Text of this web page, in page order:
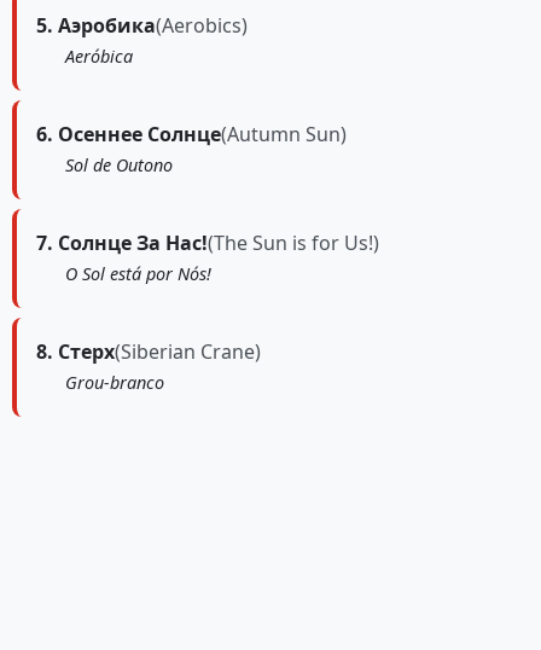
5. Аэробика(Aerobics)
Aeróbica
6. Осеннее Солнце(Autumn Sun)
Sol de Outono
7. Солнце За Нас!(The Sun is for Us!)
O Sol está por Nós!
8. Стерх(Siberian Crane)
Grou-branco